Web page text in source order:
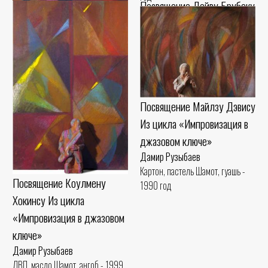
Посвящение Лестеру Янгу
Из цикла «Импровизация в
джазовом ключе»
Дамир Рузыбаев
ДВП, масло Шамот, ангоб - 1999
год
Посвящение Дейву Брубеку
Из цикла «Импровизация в
джазовом ключе»
Дамир Рузыбаев
Левкас, гуашь, масло Шамот,
глазурь - 1999 год
Посвящение Коулмену
Хокинсу Из цикла
«Импровизация в джазовом
ключе»
Дамир Рузыбаев
ДВП, масло Шамот, ангоб - 1999
Посвящение Майлзу Дэвису
Из цикла «Импровизация в
джазовом ключе»
Дамир Рузыбаев
Картон, пастель Шамот, гуашь -
1990 год